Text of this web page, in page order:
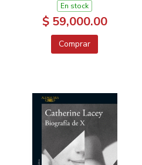
En stock
$ 59,000.00
Comprar